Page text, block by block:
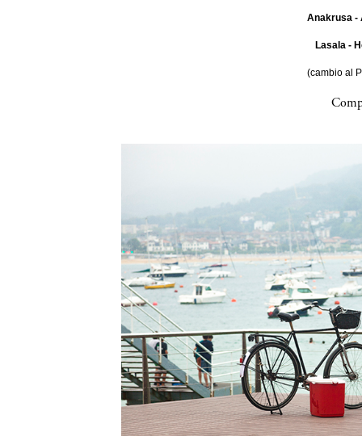
Anakrusa -
Lasala -
(cambio al